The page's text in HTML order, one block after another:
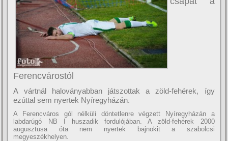
Ferencvárostól
A vártnál haloványabban játszottak a zöld-fehérek, í­gy
ezúttal sem nyertek Nyí­regyházán.
A Ferencváros gól nélküli döntetlenre végzett Nyí­regyházán a
labdarúgó NB I huszadik fordulójában. A zöld-fehérek 2000
augusztusa óta nem nyertek bajnokit a szabolcsi
megyeszékhelyen.